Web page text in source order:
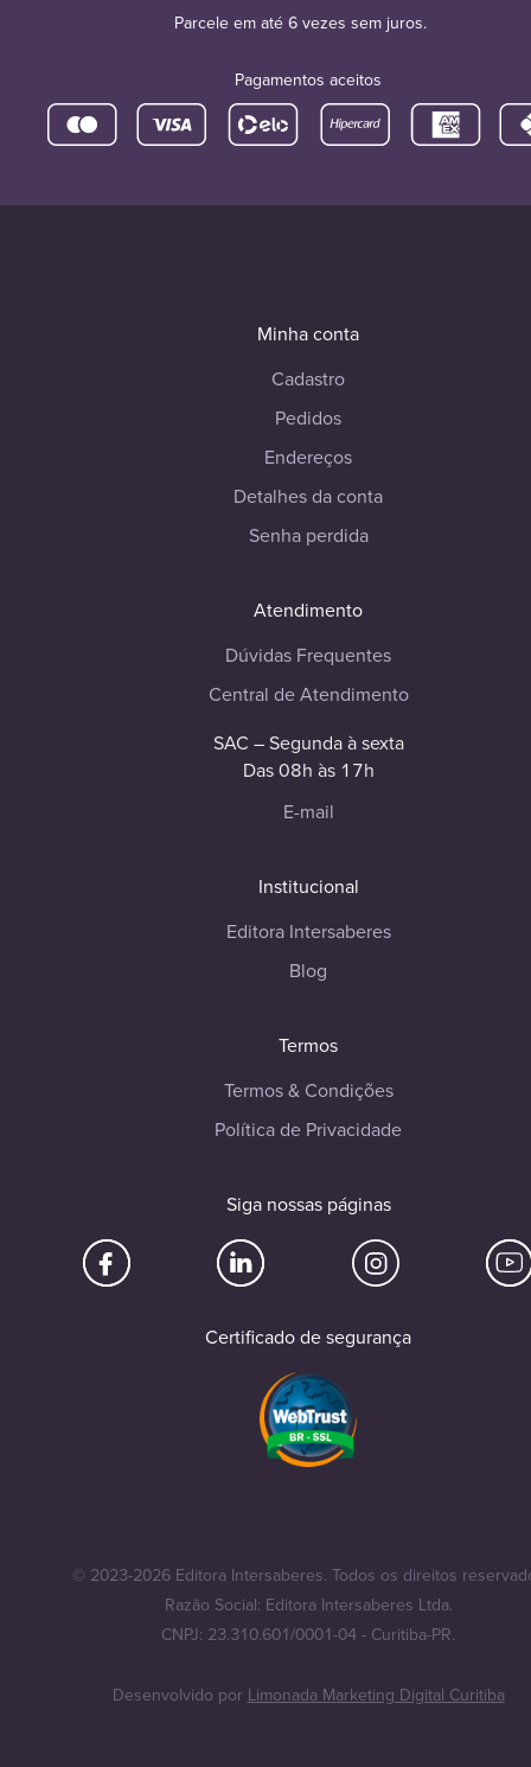
Parcele em até 6 vezes sem juros.
Pagamentos aceitos
Minha conta
Cadastro
Pedidos
Endereços
Detalhes da conta
Senha perdida
Atendimento
Dúvidas Frequentes
Central de Atendimento
SAC – Segunda à sexta
Das 08h às 17h
E-mail
Institucional
Editora Intersaberes
Blog
Termos
Termos & Condições
Política de Privacidade
Siga nossas páginas
Certificado de segurança
© 2023-2026 Editora Intersaberes. Todos os direitos
Razão Social: Editora Intersaberes Ltda.
CNPJ: 23.310.601/0001-04 - Curitiba-PR.
Desenvolvido porLimonada Marketing Digital Curitiba